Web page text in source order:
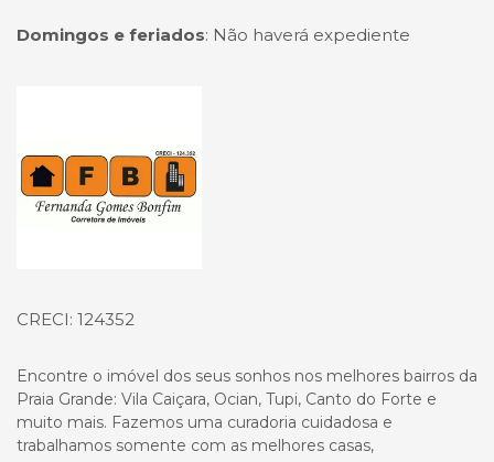
Domingos e feriados: Não haverá expediente
CRECI: 124352
Encontre o imóvel dos seus sonhos nos melhores bairros da
Praia Grande: Vila Caiçara, Ocian, Tupi, Canto do Forte e
muito mais. Fazemos uma curadoria cuidadosa e
trabalhamos somente com as melhores casas,